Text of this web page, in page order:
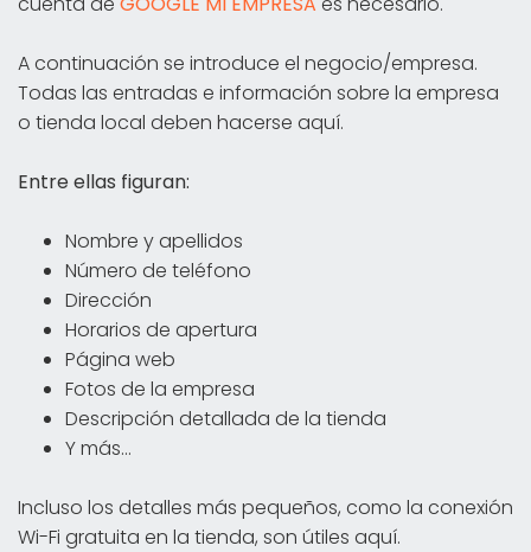
A continuación se introduce el negocio/empresa.
Todas las entradas e información sobre la empresa
o tienda local deben hacerse aquí.
Entre ellas figuran:
Nombre y apellidos
Número de teléfono
Dirección
Horarios de apertura
Página web
Fotos de la empresa
Descripción detallada de la tienda
Y más...
Incluso los detalles más pequeños, como la conexión
Wi-Fi gratuita en la tienda, son útiles aquí.